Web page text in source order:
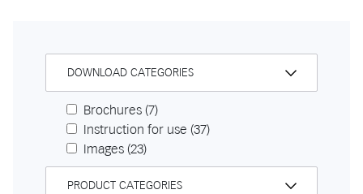
DOWNLOAD CATEGORIES
Brochures (7)
Instruction for use (37)
Images (23)
PRODUCT CATEGORIES